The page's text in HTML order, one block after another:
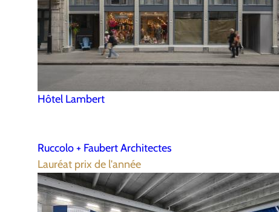
Hôtel Lambert
Ruccolo + Faubert Architectes
Lauréat prix de l'année